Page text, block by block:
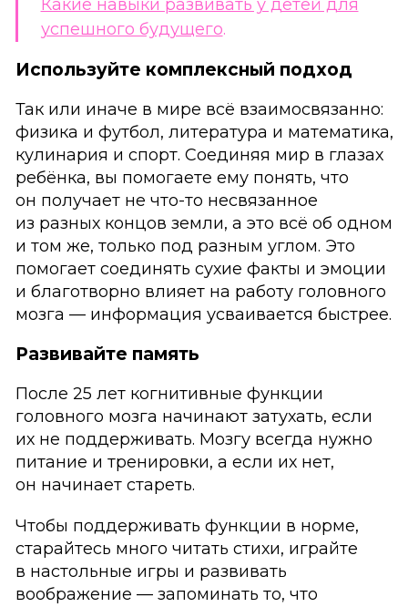
Какие навыки развивать у детей для
успешного будущего.
Используйте комплексный подход
Так или иначе в мире всё взаимосвязанно:
физика и футбол, литература и математика,
кулинария и спорт. Соединяя мир в глазах
ребёнка, вы помогаете ему понять, что
он получает не что-то несвязанное
из разных концов земли, а это всё об одном
и том же, только под разным углом. Это
помогает соединять сухие факты и эмоции
и благотворно влияет на работу головного
мозга — информация усваивается быстрее.
Развивайте память
После 25 лет когнитивные функции
головного мозга начинают затухать, если
их не поддерживать. Мозгу всегда нужно
питание и тренировки, а если их нет,
он начинает стареть.
Чтобы поддерживать функции в норме,
старайтесь много читать стихи, играйте
в настольные игры и развивать
воображение — запоминать то, что